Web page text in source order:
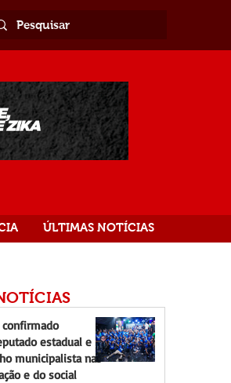
ÚLTIMAS NOTÍCIAS
confirmado
estadual e
municipalista nas
e do social